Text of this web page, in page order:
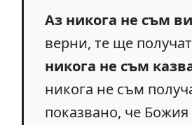
Аз никога не съм
верни, те ще
никога не съм
никога не съм
показвано, че